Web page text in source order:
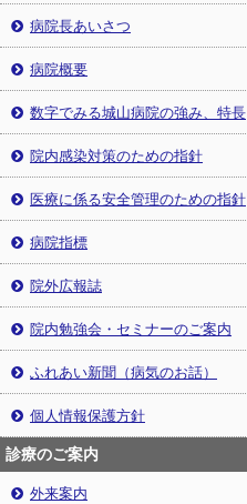
病院長あいさつ
病院概要
数字でみる城山病院の強み、特長
院内感染対策のための指針
医療に係る安全管理のための指針
病院指標
院外広報誌
院内勉強会・セミナーのご案内
ふれあい新聞（病気のお話）
個人情報保護方針
診療のご案内
外来案内